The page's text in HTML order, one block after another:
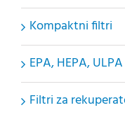
Kompaktni filtri
EPA, HEPA, ULPA
Filtri za